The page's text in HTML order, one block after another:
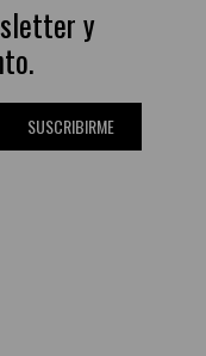
y
SUSCRIBIRME